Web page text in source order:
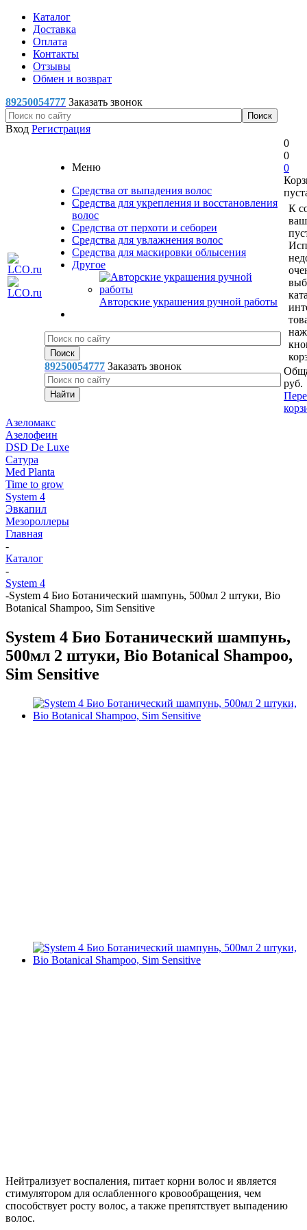
Каталог
Доставка
Оплата
Контакты
Отзывы
Обмен и возврат
89250054777 Заказать звонок
Вход Регистрация
Меню
Средства от выпадения волос
Средства для укрепления и восстановления
волос
Средства от перхоти и себореи
Средства для увлажнения волос
Средства для маскировки облысения
Другое
Авторские украшения ручной работы
89250054777 Заказать звонок
0
0
0
К
руб.
Азеломакс
Азелофеин
DSD De Luxe
Сатура
Med Planta
Time to grow
System 4
Эвкапил
Мезороллеры
Главная
-
Каталог
-
System 4
-System 4 Био Ботанический шампунь, 500мл 2 штуки, Bio
Botanical Shampoo, Sim Sensitive
System 4 Био Ботанический шампунь,
500мл 2 штуки, Bio Botanical Shampoo,
Sim Sensitive
Нейтрализует воспаления, питает корни волос и является
стимулятором для ослабленного кровообращения, чем
способствует росту волос, а также препятствует выпадению
волос.